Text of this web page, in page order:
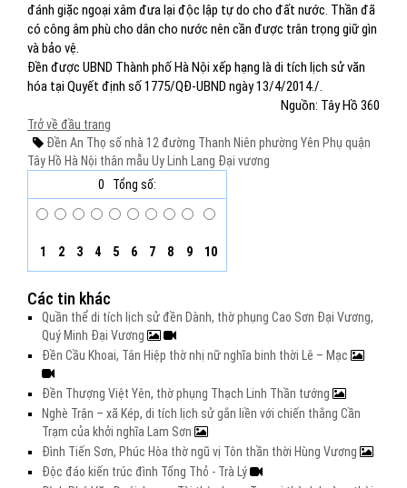
đánh giặc ngoại xâm đưa lại độc lập tự do cho đất nước. Thần đã
có công âm phù cho dân cho nước nên cần được trân trọng giữ gìn
và bảo vệ.
Đền được UBND Thành phố Hà Nội xếp hạng là di tích lịch sử văn
hóa tại Quyết định số 1775/QĐ-UBND ngày 13/4/2014./.
Nguồn: Tây Hồ 360
Trở về đầu trang
Đền An Thọ số nhà 12 đường Thanh Niên phường Yên Phụ quận
Tây Hồ Hà Nội thân mẫu Uy Linh Lang Đại vương
0
Tổng số:
1 2 3 4 5 6 7 8 9 10
Các tin khác
Quần thể di tích lịch sử đền Dành, thờ phụng Cao Sơn Đại Vương,
Quý Minh Đại Vương
Đền Cầu Khoai, Tân Hiệp thờ nhị nữ nghĩa binh thời Lê – Mạc
Đền Thượng Việt Yên, thờ phụng Thạch Linh Thần tướng
Nghè Trận – xã Kép, di tích lịch sử gắn liền với chiến thắng Cần
Trạm của khởi nghĩa Lam Sơn
Đình Tiến Sơn, Phúc Hòa thờ ngũ vị Tôn thần thời Hùng Vương
Độc đáo kiến trúc đình Tống Thỏ - Trà Lý